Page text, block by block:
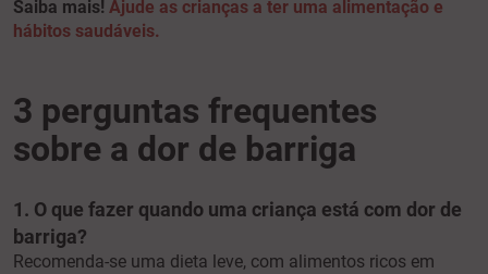
Saiba mais! Ajude as crianças a ter uma alimentação e
hábitos saudáveis.
3 perguntas frequentes
sobre a dor de barriga
1. O que fazer quando uma criança está com dor de
barriga?
Recomenda-se uma dieta leve, com alimentos ricos em